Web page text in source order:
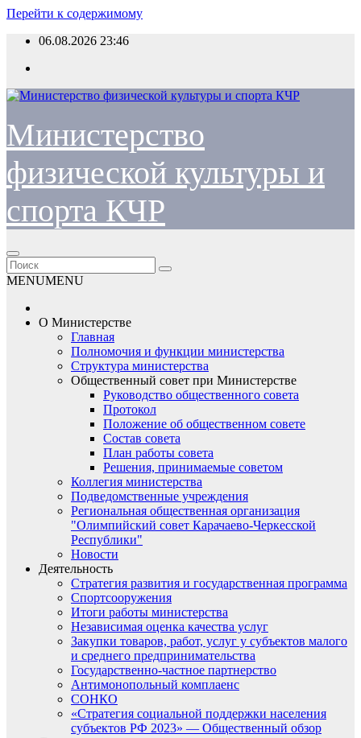
Перейти к содержимому
06.08.2026 23:46
Министерство
физической культуры и
спорта КЧР
MENUMENU
О Министерстве
Главная
Полномочия и функции министерства
Структура министерства
Общественный совет при Министерстве
Руководство общественного совета
Протокол
Положение об общественном совете
Состав совета
План работы совета
Решения, принимаемые советом
Коллегия министерства
Подведомственные учреждения
Региональная общественная организация
"Олимпийский совет Карачаево-Черкесской
Республики"
Новости
Деятельность
Стратегия развития и государственная программа
Спортсооружения
Итоги работы министерства
Независимая оценка качества услуг
Закупки товаров, работ, услуг у субъектов малого
и среднего предпринимательства
Государственно-частное партнерство
Антимонопольный комплаенс
СОНКО
«Стратегия социальной поддержки населения
субъектов РФ 2023» — Общественный обзор